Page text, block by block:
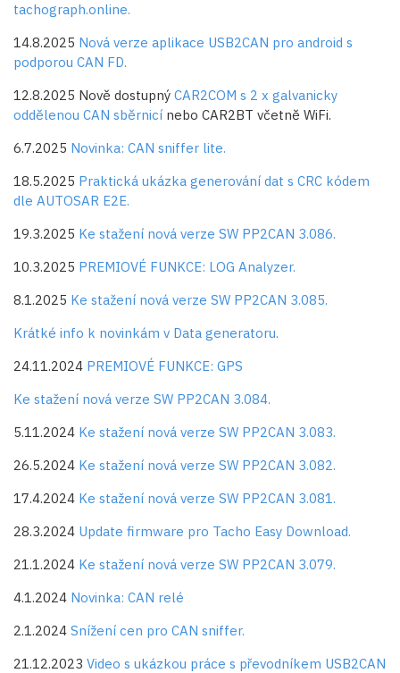
tachograph.online.
14.8.2025 Nová verze aplikace USB2CAN pro android s
podporou CAN FD.
12.8.2025 Nově dostupný CAR2COM s 2 x galvanicky
oddělenou CAN sběrnicí nebo CAR2BT včetně WiFi.
6.7.2025 Novinka: CAN sniffer lite.
18.5.2025 Praktická ukázka generování dat s CRC kódem
dle AUTOSAR E2E.
19.3.2025 Ke stažení nová verze SW PP2CAN 3.086.
10.3.2025 PREMIOVÉ FUNKCE: LOG Analyzer.
8.1.2025 Ke stažení nová verze SW PP2CAN 3.085.
Krátké info k novinkám v Data generatoru.
24.11.2024 PREMIOVÉ FUNKCE: GPS
Ke stažení nová verze SW PP2CAN 3.084.
5.11.2024 Ke stažení nová verze SW PP2CAN 3.083.
26.5.2024 Ke stažení nová verze SW PP2CAN 3.082.
17.4.2024 Ke stažení nová verze SW PP2CAN 3.081.
28.3.2024 Update firmware pro Tacho Easy Download.
21.1.2024 Ke stažení nová verze SW PP2CAN 3.079.
4.1.2024 Novinka: CAN relé
2.1.2024 Snížení cen pro CAN sniffer.
21.12.2023 Video s ukázkou práce s převodníkem USB2CAN